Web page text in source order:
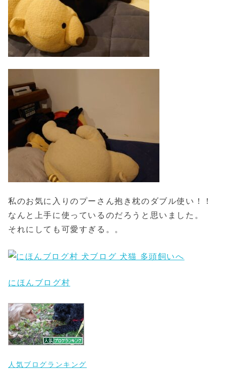
私のお気に入りのプーさん抱き枕のダブル使い！！
なんと上手に使っているのだろうと思いました。
それにしても可愛すぎる。。
にほんブログ村
人気ブログランキング